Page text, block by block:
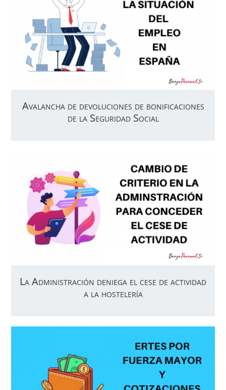
Avalancha de devoluciones de bonificaciones
de la Seguridad Social
La Administración deniega el cese de actividad
a la hostelería